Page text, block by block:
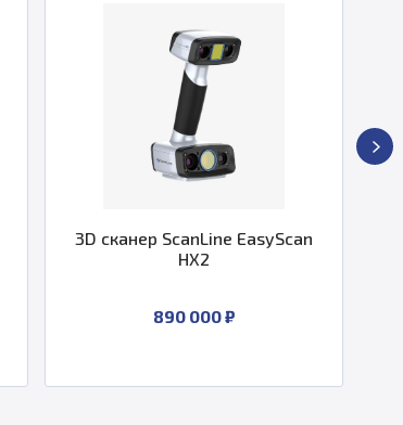
3D сканер ScanLine EasyScan
HX2
890 000 ₽